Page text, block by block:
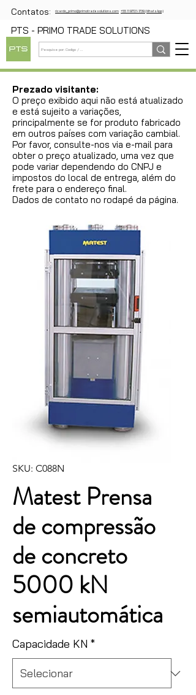
Contatos: ricardo_primo@primotradesolutions.com +55 11 97721-1739 (WhatsApp)
PTS - PRIMO TRADE SOLUTIONS
Prezado visitante:
O preço exibido aqui não está atualizado
e está sujeito a variações,
principalmente se for produto fabricado
em outros países com variação cambial.
Por favor, consulte-nos via e-mail para
obter o preço atualizado, uma vez que
pode variar dependendo do CNPJ e
impostos do local de entrega, além do
frete para o endereço final.
Dados de contato no rodapé da página.
SKU: C088N
Matest Prensa
de compressão
de concreto
5000 kN
semiautomática
Capacidade KN *